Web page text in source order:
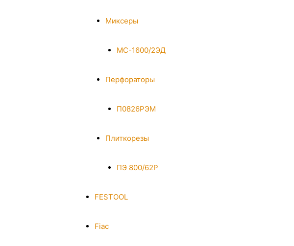
Миксеры
МС-1600/2ЭД
Перфораторы
П0826РЭМ
Плиткорезы
ПЭ 800/62Р
FESTOOL
Fiac